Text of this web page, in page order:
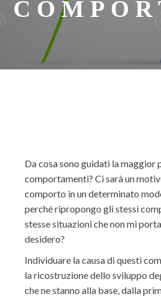
Da cosa sono guidati la maggior
comportamenti? Ci sarà un
comporto in un determinato
perché ripropongo gli stessi
stesse situazioni che non mi
desidero?
Individuare la causa di questi
la ricostruzione dello sviluppo
che ne stanno alla base, dalla